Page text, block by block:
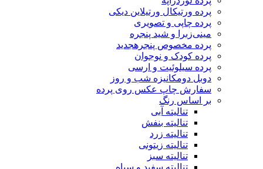
پرده ورتیکال ورتیلاین دیکی
پرده چاپی و تصویری
مینی‌زبرا و شید پنجره
پرده مخصوص پنجرهجدید
پرده کودک و نوجوان
پرده سیلوئیت و ارسی
دوبل دومکانیزه شب و روز
سفارش چاپ عکس روی پرده
بر اساس رنگ
تنالیته آبی
تنالیته بنفش
تنالیته زرد
تنالیته زیتونی
تنالیته سبز
تنالیته سفید و سیاه